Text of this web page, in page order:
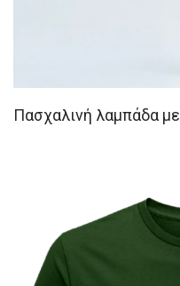
Πασχαλινή λαμπάδα